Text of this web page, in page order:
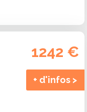
1242 €
+ d'infos >